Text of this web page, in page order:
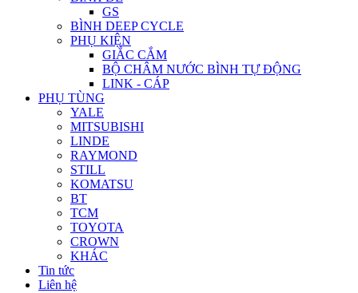
GS
BÌNH DEEP CYCLE
PHỤ KIỆN
GIẮC CẮM
BỘ CHÂM NƯỚC BÌNH TỰ ĐỘNG
LINK - CÁP
PHỤ TÙNG
YALE
MITSUBISHI
LINDE
RAYMOND
STILL
KOMATSU
BT
TCM
TOYOTA
CROWN
KHÁC
Tin tức
Liên hệ